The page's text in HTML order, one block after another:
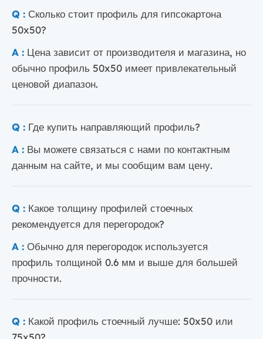
Q : Сколько стоит профиль для гипсокартона
50x50?
A : Цена зависит от производителя и магазина, но
обычно профиль 50x50 имеет привлекательный
ценовой диапазон.
Q : Где купить направляющий профиль?
A : Вы можете связаться с нами по контактным
данным на сайте, и мы сообщим вам цену.
Q : Какое толщину профилей стоечных
рекомендуется для перегородок?
A : Обычно для перегородок используется
профиль толщиной 0.6 мм и выше для большей
прочности.
Q : Какой профиль стоечный лучше: 50x50 или